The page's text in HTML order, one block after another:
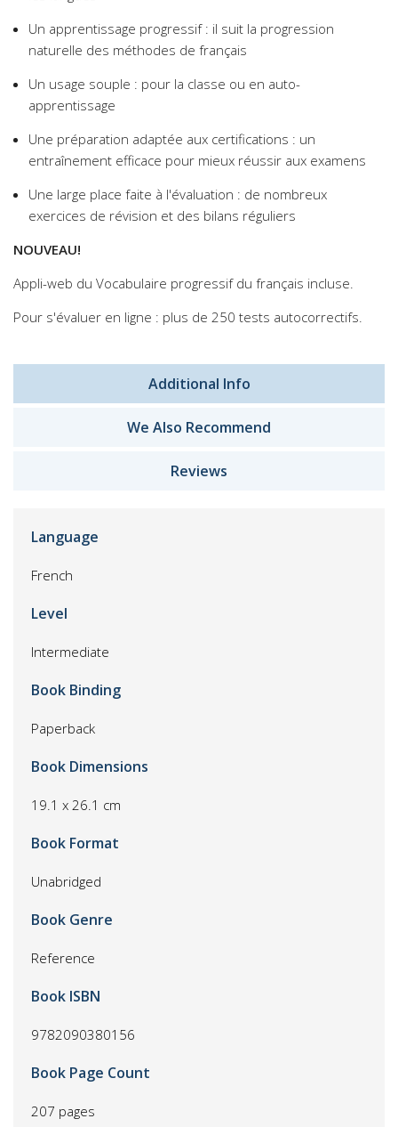
Un apprentissage progressif : il suit la progression
naturelle des méthodes de français
Un usage souple : pour la classe ou en auto-
apprentissage
Une préparation adaptée aux certifications : un
entraînement efficace pour mieux réussir aux examens
Une large place faite à l'évaluation : de nombreux
exercices de révision et des bilans réguliers
NOUVEAU!
Appli-web du Vocabulaire progressif du français incluse.
Pour s'évaluer en ligne : plus de 250 tests autocorrectifs.
Additional Info
We Also Recommend
Reviews
Language
French
Level
Intermediate
Book Binding
Paperback
Book Dimensions
19.1 x 26.1 cm
Book Format
Unabridged
Book Genre
Reference
Book ISBN
9782090380156
Book Page Count
207 pages